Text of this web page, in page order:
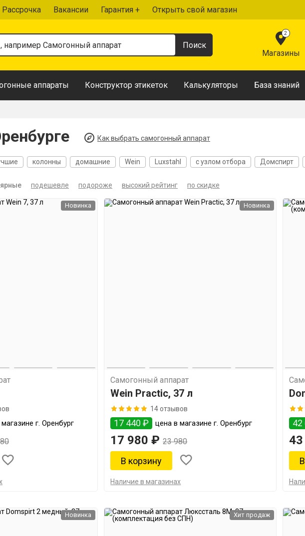
Рассрочка Вакансии Гарантия + Открыть свой магазин
2
Магазины
аппараты Конструктор этикеток Калькуляторы База знаний
Как выбрать самогонный аппарат
колонны домашние Wein Luxstahl с узлом отбора Домспирт
подешевле подороже высокий рейтинг по скидке
Новинка
г. Оренбург
Новинка
Самогонный аппарат
Wein Practic, 37 л
14 отзывов
17 440 ₽ цена в магазине г. Оренбург
17 980 ₽ 23 980
Наличие в магазинах
42
Новинка Хит продаж